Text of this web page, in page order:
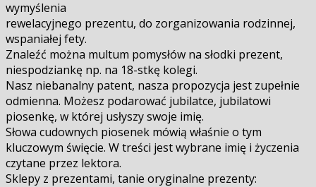
wymyślenia
rewelacyjnego prezentu, do zorganizowania rodzinnej,
wspaniałej fety.
Znaleźć można multum pomysłów na słodki prezent,
niespodziankę np. na 18-stkę kolegi.
Nasz niebanalny patent, nasza propozycja jest zupełnie
odmienna. Możesz podarować jubilatce, jubilatowi
piosenkę, w której usłyszy swoje imię.
Słowa cudownych piosenek mówią właśnie o tym
kluczowym święcie. W treści jest wybrane imię i życzenia
czytane przez lektora.
Sklepy z prezentami, tanie oryginalne prezenty: